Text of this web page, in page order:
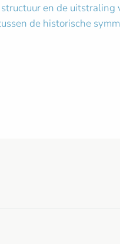
en de
de historische